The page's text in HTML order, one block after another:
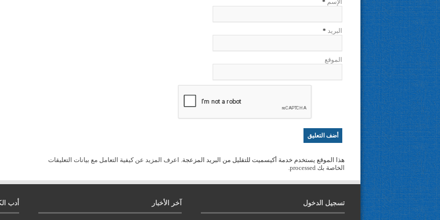
الإسم *
البريد *
الموقع
هذا الموقع يستخدم خدمة أكيسميت للتقليل من البريد المزعجة. اعرف المزيد عن كيفية التعامل مع بيانات التعليقات
الخاصة بك processed
.
تسجيل الدخول آخر الأخبار أدب